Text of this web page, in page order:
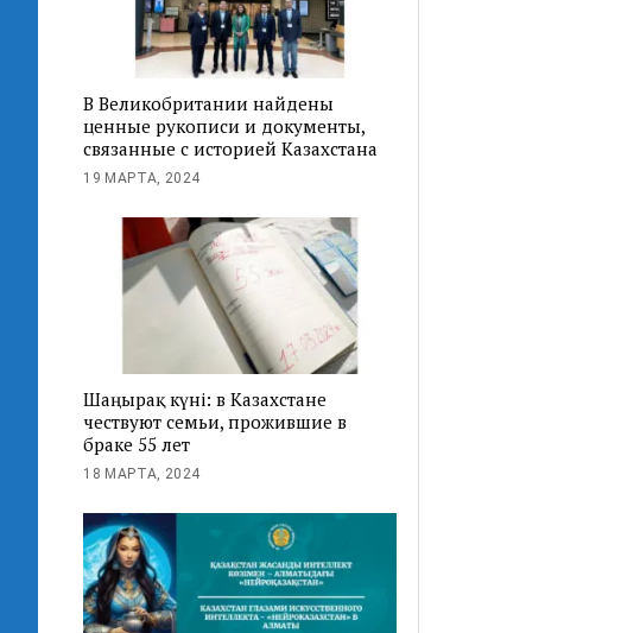
В Великобритании найдены
ценные рукописи и документы,
связанные с историей Казахстана
19 МАРТА, 2024
Шаңырақ күні: в Казахстане
чествуют семьи, прожившие в
браке 55 лет
18 МАРТА, 2024